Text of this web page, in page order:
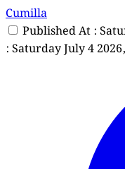
Cumilla
Published At :
: Saturday July 4